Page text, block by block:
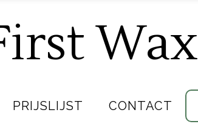
Wax
PRIJSLIJST CONTACT